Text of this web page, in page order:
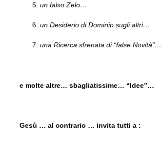
un falso Zelo…
un Desiderio di Dominio sugli altri…
una Ricerca sfrenata di “false Novità”…
e molte altre… sbagliatissime… “Idee”…
Gesù … al contrario … invita tutti a :